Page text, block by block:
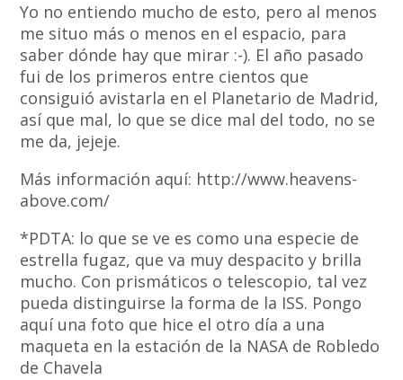
Yo no entiendo mucho de esto, pero al menos
me situo más o menos en el espacio, para
saber dónde hay que mirar :-). El año pasado
fui de los primeros entre cientos que
consiguió avistarla en el Planetario de Madrid,
así que mal, lo que se dice mal del todo, no se
me da, jejeje.
Más información aquí: http://www.heavens-
above.com/
*PDTA: lo que se ve es como una especie de
estrella fugaz, que va muy despacito y brilla
mucho. Con prismáticos o telescopio, tal vez
pueda distinguirse la forma de la ISS. Pongo
aquí una foto que hice el otro día a una
maqueta en la estación de la NASA de Robledo
de Chavela